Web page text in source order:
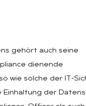
gehört auch seine
dienende
wie solche der IT-
Einhaltung der